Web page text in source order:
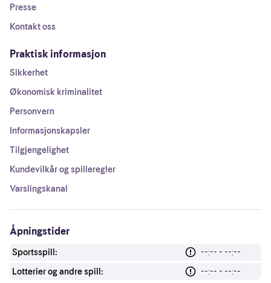
Presse
Kontakt oss
Praktisk informasjon
Sikkerhet
Økonomisk kriminalitet
Personvern
Informasjonskapsler
Tilgjengelighet
Kundevilkår og spilleregler
Varslingskanal
Åpningstider
Sportsspill:
--:-- - --:--
Lotterier og andre spill:
--:-- - --:--